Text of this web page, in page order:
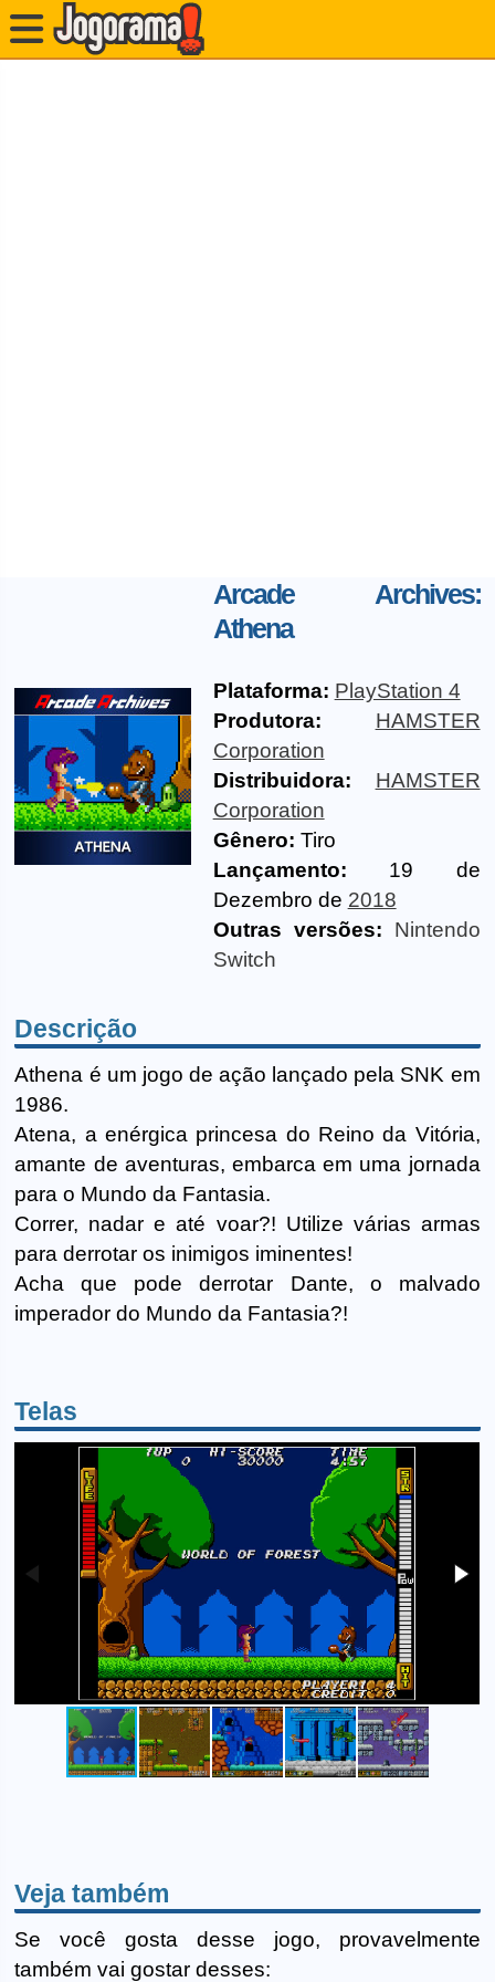
Arcade Archives:
Athena
Plataforma: PlayStation 4
Produtora:
HAMSTER
Corporation
Distribuidora:
HAMSTER
Corporation
Gênero: Tiro
Lançamento: 19 de
Dezembro de 2018
Outras versões:
Nintendo
Switch
Descrição
Athena é um jogo de ação lançado pela SNK em
1986.
Atena, a enérgica princesa do Reino da Vitória,
amante de aventuras, embarca em uma jornada
para o Mundo da Fantasia.
Correr, nadar e até voar?! Utilize várias armas
para derrotar os inimigos iminentes!
Acha que pode derrotar Dante, o malvado
imperador do Mundo da Fantasia?!
Telas
Veja também
Se você gosta desse jogo, provavelmente
também vai gostar desses: